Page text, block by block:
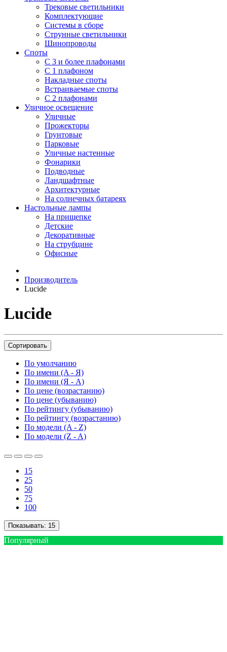
Трековые светильники
Комплектующие
Системы в сборе
Струнные светильники
Шинопроводы
Споты
С 3 и более плафонами
С 1 плафоном
Накладные споты
Встраиваемые споты
С 2 плафонами
Уличное освещение
Уличные
Прожекторы
Грунтовые
Парковые
Уличные настенные
Фонарики
Подводные
Ландшафтные
Архитектурные
На солнечных батареях
Настольные лампы
На прищепке
Детские
Декоративные
На струбцине
Офисные
Производитель
Lucide
Lucide
Сортировать
По умолчанию
По имени (A - Я)
По имени (Я - A)
По цене (возрастанию)
По цене (убыванию)
По рейтингу (убыванию)
По рейтингу (возрастанию)
По модели (A - Z)
По модели (Z - A)
15
25
50
75
100
Показывать: 15
Популярный